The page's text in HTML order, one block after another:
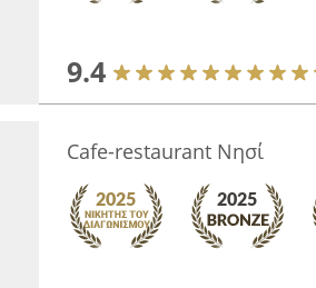
9.4
Cafe-restaurant Νησί